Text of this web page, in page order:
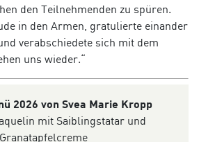
den Teilnehmenden zu spüren.
in den Armen, gratulierte einander
verabschiedete sich mit dem
uns wieder.“
2026 von Svea Marie Kropp
mit Saiblingstatar und
Granatapfelcreme